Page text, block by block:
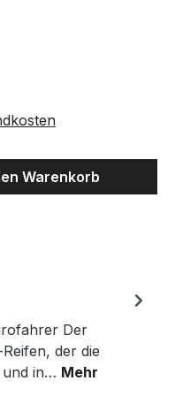
Warenkorb
Der
der die
und in… Mehr